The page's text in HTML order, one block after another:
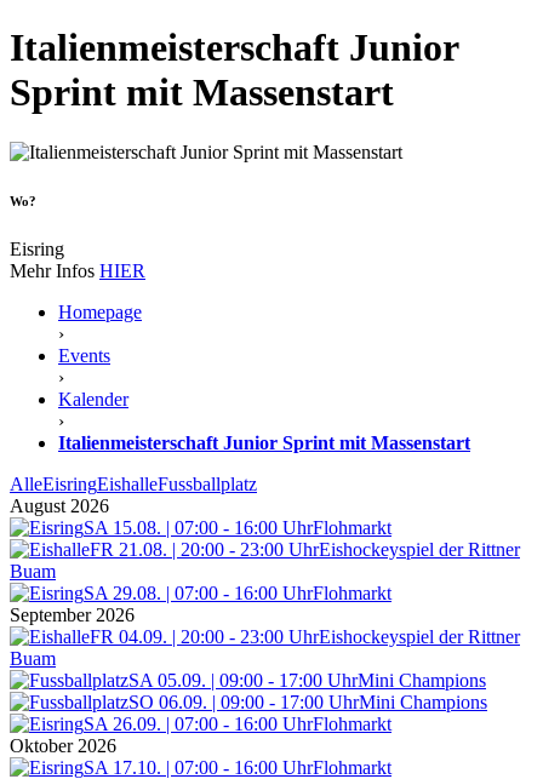
Italienmeisterschaft Junior
Sprint mit Massenstart
Wo?
Eisring
Mehr Infos HIER
Homepage
›
Events
›
Kalender
›
Italienmeisterschaft Junior Sprint mit Massenstart
AlleEisringEishalleFussballplatz
August 2026
SA 15.08. | 07:00 - 16:00 UhrFlohmarkt
FR 21.08. | 20:00 - 23:00 UhrEishockeyspiel der Rittner
Buam
SA 29.08. | 07:00 - 16:00 UhrFlohmarkt
September 2026
FR 04.09. | 20:00 - 23:00 UhrEishockeyspiel der Rittner
Buam
SA 05.09. | 09:00 - 17:00 UhrMini Champions
SO 06.09. | 09:00 - 17:00 UhrMini Champions
SA 26.09. | 07:00 - 16:00 UhrFlohmarkt
Oktober 2026
SA 17.10. | 07:00 - 16:00 UhrFlohmarkt